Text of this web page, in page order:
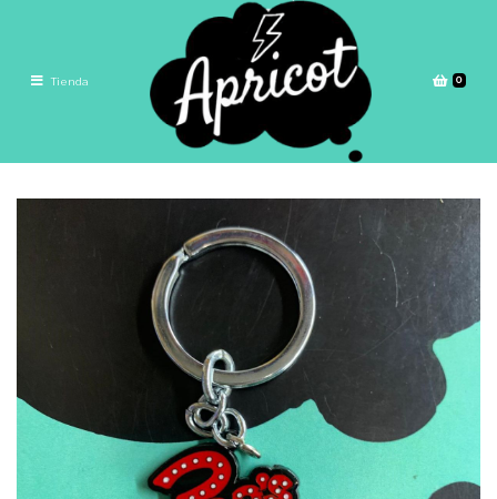
Tienda 0